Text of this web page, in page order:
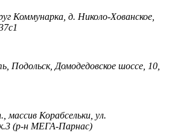
Коммунарка, д. Николо-Хованское,
Подольск, Домодедовское шоссе, 10,
массив Корабсельки, ул.
(р-н МЕГА-Парнас)